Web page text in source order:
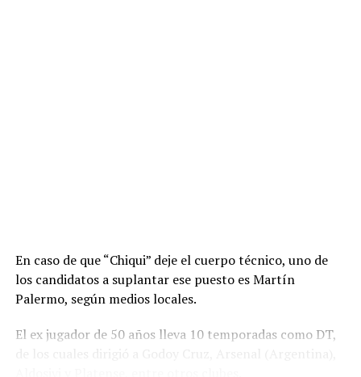
En caso de que “Chiqui” deje el cuerpo técnico, uno de
los candidatos a suplantar ese puesto es Martín
Palermo, según medios locales.
El ex jugador de 50 años lleva 10 temporadas como DT,